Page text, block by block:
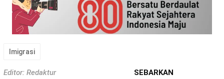
Imigrasi
Editor: Redaktur SEBARKAN